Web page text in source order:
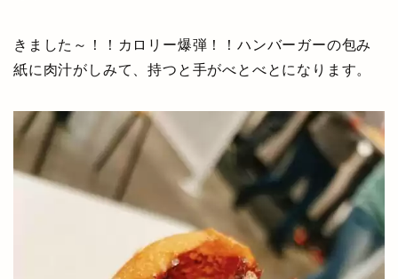
きました～！！カロリー爆弾！！ハンバーガーの包み
紙に肉汁がしみて、持つと手がべとべとになります。